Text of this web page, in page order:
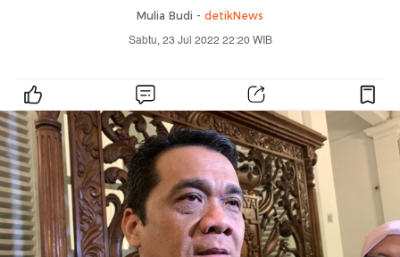
Mulia Budi - detikNews
Sabtu, 23 Jul 2022 22:20 WIB